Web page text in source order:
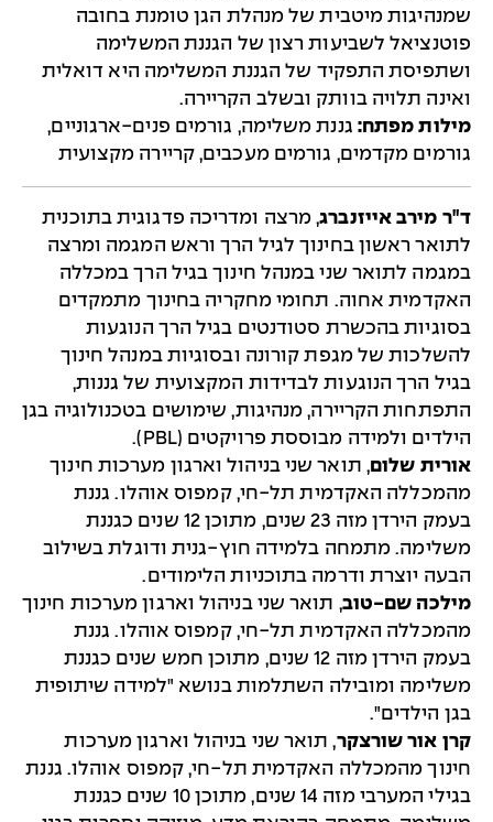
שמנהיגות מיטבית של מנהלת הגן טומנת בחובה
פוטנציאל לשביעות רצון של הגננת המשלימה
ושתפיסת התפקיד של הגננת המשלימה היא דואלית
ואינה תלויה בוותק ובשלב הקריירה.
מילות מפתח: גננת משלימה, גורמים פנים-ארגוניים,
גורמים מקדמים, גורמים מעכבים, קריירה מקצועית
ד"ר מירב אייזנברג, מרצה ומדריכה פדגוגית בתוכנית
לתואר ראשון בחינוך לגיל הרך וראש המגמה ומרצה
במגמה לתואר שני במנהל חינוך בגיל הרך במכללה
האקדמית אחוה. תחומי מחקריה בחינוך מתמקדים
בסוגיות בהכשרת סטודנטים בגיל הרך הנוגעות
להשלכות של מגפת קורונה ובסוגיות במנהל חינוך
בגיל הרך הנוגעות לבדידות המקצועית של גננות,
התפתחות הקריירה, מנהיגות, שימושים בטכנולוגיה בגן
הילדים ולמידה מבוססת פרויקטים (PBL).
אורית שלום, תואר שני בניהול וארגון מערכות חינוך
מהמכללה האקדמית תל-חי, קמפוס אוהלו. גננת
בעמק הירדן מזה 23 שנים, מתוכן 12 שנים כגננת
משלימה. מתמחה בלמידה חוץ-גנית ודוגלת בשילוב
הבעה יוצרת ודרמה בתוכניות הלימודים.
מילכה שם-טוב, תואר שני בניהול וארגון מערכות חינוך
מהמכללה האקדמית תל-חי, קמפוס אוהלו. גננת
בעמק הירדן מזה 12 שנים, מתוכן חמש שנים כגננת
משלימה ומובילה השתלמות בנושא "למידה שיתופית
בגן הילדים".
קרן אור שורצקר, תואר שני בניהול וארגון מערכות
חינוך מהמכללה האקדמית תל-חי, קמפוס אוהלו. גננת
בגילי המערבי מזה 14 שנים, מתוכן 10 שנים כגננת